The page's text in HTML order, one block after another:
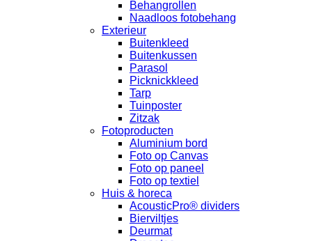
Behangrollen
Naadloos fotobehang
Exterieur
Buitenkleed
Buitenkussen
Parasol
Picknickkleed
Tarp
Tuinposter
Zitzak
Fotoproducten
Aluminium bord
Foto op Canvas
Foto op paneel
Foto op textiel
Huis & horeca
AcousticPro® dividers
Bierviltjes
Deurmat